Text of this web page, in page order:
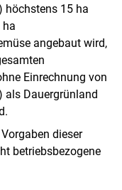
höchstens 15 ha
ha
angebaut wird,
Einrechnung von
als Dauergrünland
dieser
betriebsbezogene